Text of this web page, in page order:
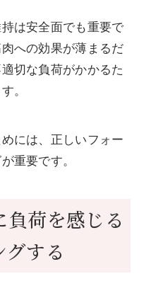
は安全面でも重要で
への効果が薄まるだ
切な負荷がかかるた
。
には、正しいフォー
重要です。
荷を感じる
する